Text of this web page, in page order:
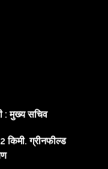
: मुख्य सचिव
किमी. ग्रीनफील्ड